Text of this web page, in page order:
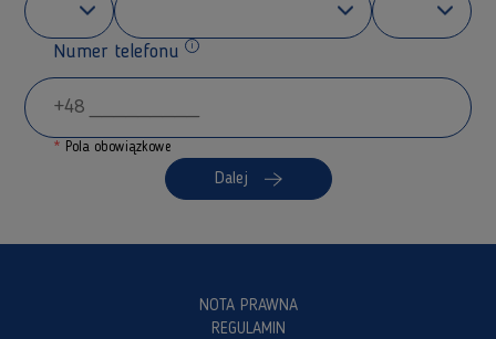
Numer telefonu
* Pola obowiązkowe
Dalej
NOTA PRAWNA
REGULAMIN